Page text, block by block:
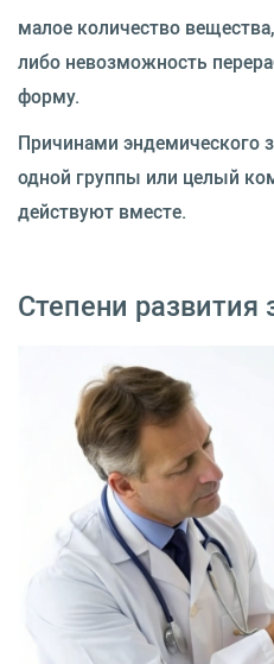
малое количество
либо невозможность
форму.
Причинами эндемического
одной группы или целый
действуют вместе.
Степени развития